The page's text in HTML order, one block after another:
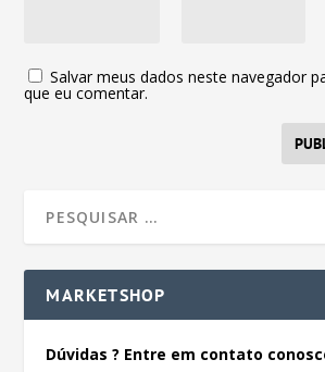
Salvar meus dados neste navegador
que eu comentar.
MARKETSHOP
Dúvidas ? Entre em contato